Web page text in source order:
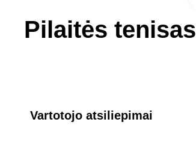
Pilaitės tenisas
Vartotojo atsiliepimai